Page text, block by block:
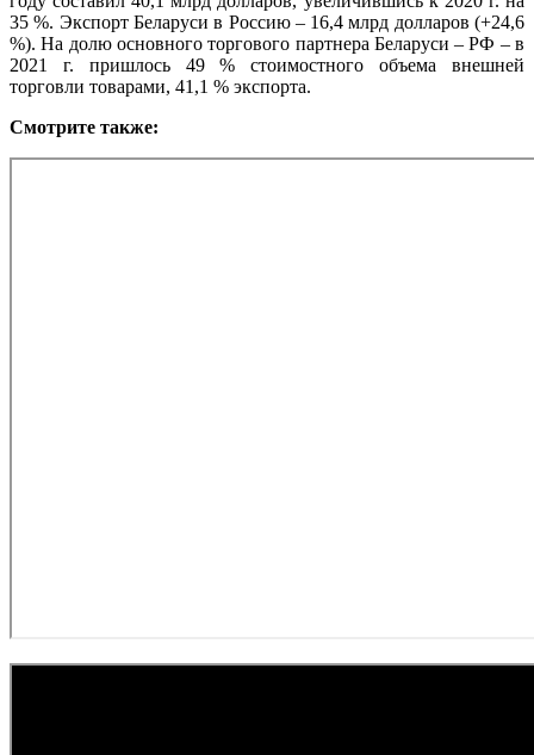
35 %. Экспорт Беларуси в Россию – 16,4 млрд долларов (+24,6
%). На долю основного торгового партнера Беларуси – РФ – в
2021 г. пришлось 49 % стоимостного объема внешней
торговли товарами, 41,1 % экспорта.
Смотрите также: